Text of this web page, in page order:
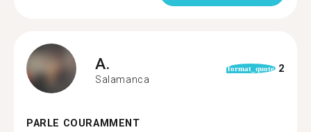
A.
Salamanca
format_quote 2
PARLE COURAMMENT